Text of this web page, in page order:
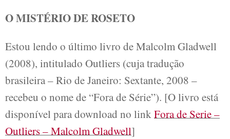
O MISTÉRIO DE ROSETO
Estou lendo o último livro de Malcolm Gladwell
(2008), intitulado Outliers (cuja tradução
brasileira – Rio de Janeiro: Sextante, 2008 –
recebeu o nome de “Fora de Série”). [O livro está
disponível para download no linkFora de Serie –
Outliers – Malcolm Gladwell]